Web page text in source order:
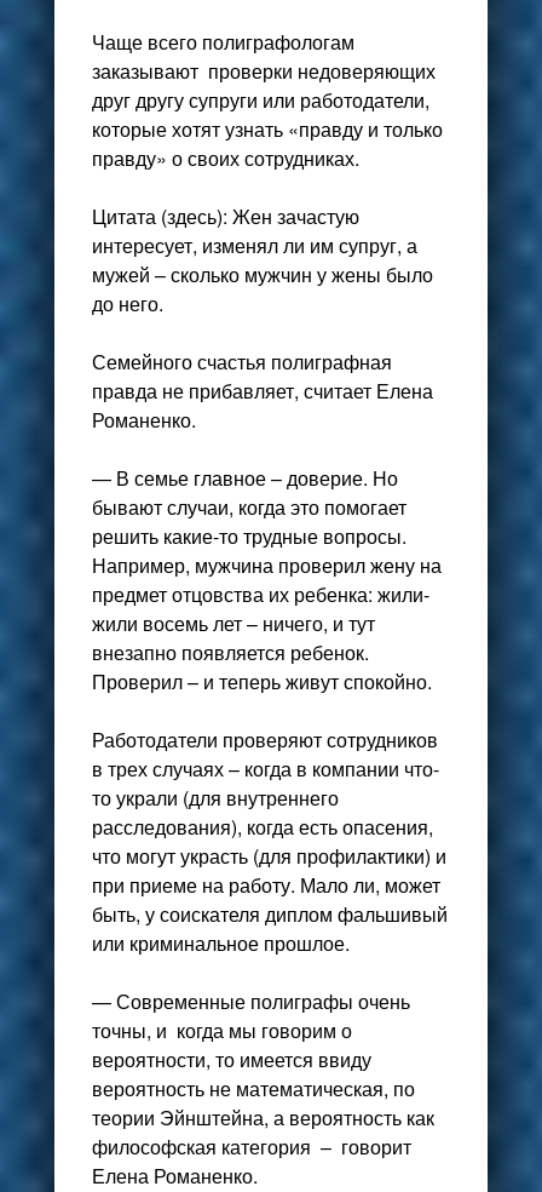
Чаще всего полиграфологам
заказывают проверки недоверяющих
друг другу супруги или работодатели,
которые хотят узнать «правду и только
правду» о своих сотрудниках.
Цитата (здесь): Жен зачастую
интересует, изменял ли им супруг, а
мужей – сколько мужчин у жены было
до него.
Семейного счастья полиграфная
правда не прибавляет, считает Елена
Романенко.
— В семье главное – доверие. Но
бывают случаи, когда это помогает
решить какие-то трудные вопросы.
Например, мужчина проверил жену на
предмет отцовства их ребенка: жили-
жили восемь лет – ничего, и тут
внезапно появляется ребенок.
Проверил – и теперь живут спокойно.
Работодатели проверяют сотрудников
в трех случаях – когда в компании что-
то украли (для внутреннего
расследования), когда есть опасения,
что могут украсть (для профилактики) и
при приеме на работу. Мало ли, может
быть, у соискателя диплом фальшивый
или криминальное прошлое.
— Современные полиграфы очень
точны, и когда мы говорим о
вероятности, то имеется ввиду
вероятность не математическая, по
теории Эйнштейна, а вероятность как
философская категория – говорит
Елена Романенко.